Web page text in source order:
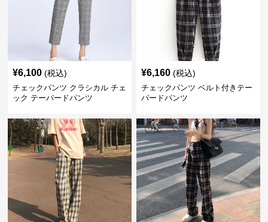
¥6,100 (税込)
チェックパンツ クラシカル チェ
ック テーパードパンツ
¥6,160 (税込)
チェックパンツ ベルト付きテー
パードパンツ